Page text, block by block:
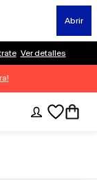
Abrir
Ver detalles